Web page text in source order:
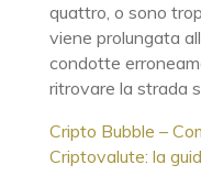
quattro, o sono
viene prolungata
condotte
ritrovare la strada
Cripto Bubble –
Criptovalute: la